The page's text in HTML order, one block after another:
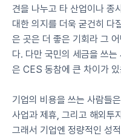
견을 나누고 타 산업이나 종
대한 의지를 더욱 굳건히 다
은 곳은 더 좋은 기회라 그
다. 다만 국민의 세금을 쓰
은 CES 동참에 큰 차이가
기업의 비용을 쓰는 사람들
사업과 제휴, 그리고 해외투
그래서 기업엔 정량적인 성